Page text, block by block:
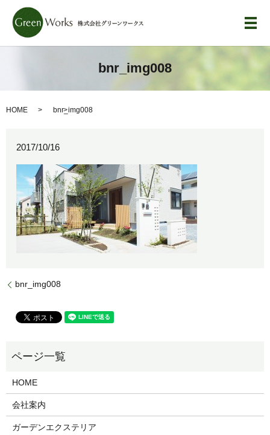
メ
bnr_img008
HOME bnr_img008
2017/10/16
bnr_img008
HOME
会社案内
ガーデンエクステリア